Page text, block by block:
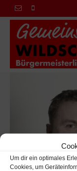
Um dir ein optimales
Cookies, um